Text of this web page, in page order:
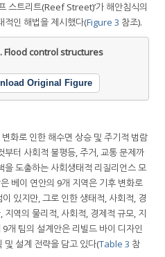
스트리트(Reef Street)’가 해안침식의
적인 해법을 제시했다(Figure 3 참조).
Flood control structures
Original Figure
화로 인한 해수면 상승 및 주기적 범람
터 사회적 불평등, 주거, 교통 문제까
도출하는 사회생태적 리질리언스 모
베이 연안의 9개 지역은 기후 변화로
있지만, 그로 인한 생태적, 사회적, 경
역의 물리적, 사회적, 경제적 규모, 지
개 팀의 설계안은 리빌드 바이 디자인
및 설계 전략을 담고 있다(Table 3 참